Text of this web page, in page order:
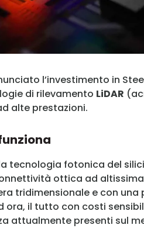
l’investimento in
di rilevamento LiDAR
alte prestazioni.
tecnologia fotonica del
ottica ad
tridimensionale e con una
ora, il tutto con costi
attualmente presenti sul